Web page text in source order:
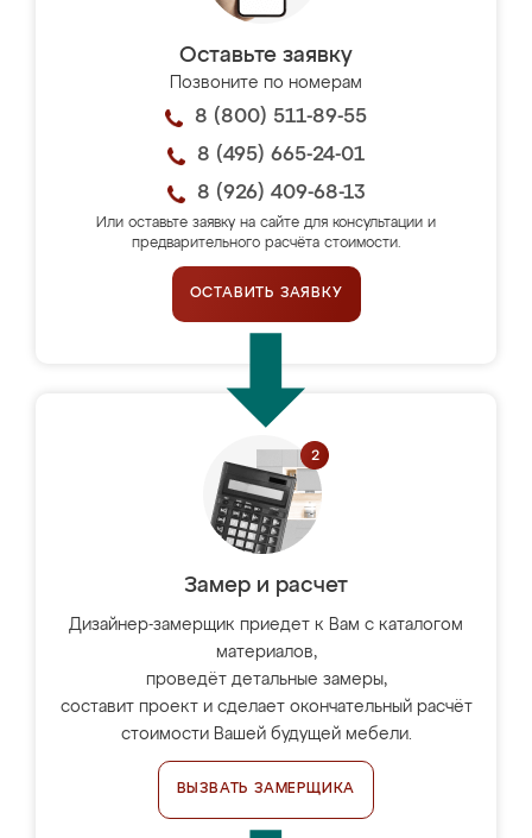
Оставьте заявку
Позвоните по номерам
8 (800) 511-89-55
8 (495) 665-24-01
8 (926) 409-68-13
Или оставьте заявку на сайте для консультации и
предварительного расчёта стоимости.
ОСТАВИТЬ ЗАЯВКУ
Замер и расчет
Дизайнер-замерщик приедет к Вам с каталогом
материалов,
проведёт детальные замеры,
составит проект и сделает окончательный расчёт
стоимости Вашей будущей мебели.
ВЫЗВАТЬ ЗАМЕРЩИКА